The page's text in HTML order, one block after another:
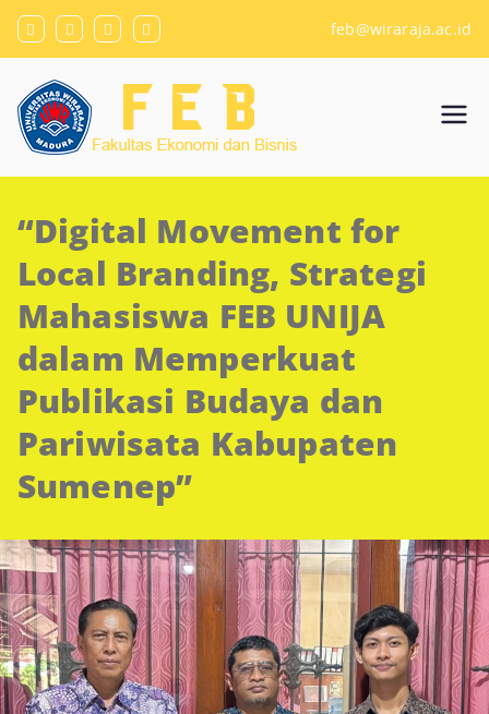
Skip
content
feb@wiraraja.ac.id
Fakulta
Ekono
mi dan
Bisnis
Universitas Wiraraja
“Digital Movement for
Local Branding, Strategi
Mahasiswa FEB UNIJA
dalam Memperkuat
Publikasi Budaya dan
Pariwisata Kabupaten
Sumenep”